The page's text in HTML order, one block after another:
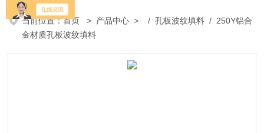
当前位置：首页 > 产品中心 > /孔板波纹填料 / 250Y铝合
金材质孔板波纹填料